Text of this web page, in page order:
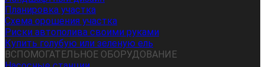
Планировка участка
Схема орошения участка
Риски автополива своими руками
Купить голубую или зеленую ель
ВСПОМОГАТЕЛЬНОЕ ОБОРУДОВАНИЕ